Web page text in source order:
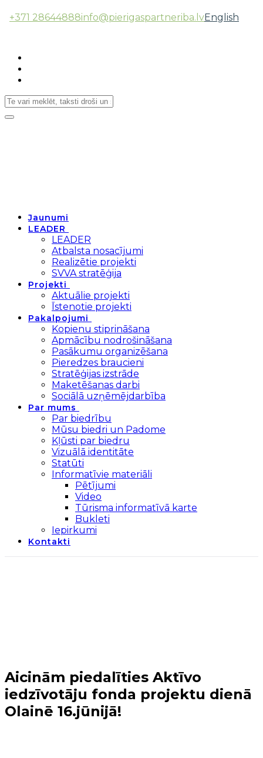
+371 28644888info@pierigaspartneriba.lvEnglish
Toggle
Jaunumi
LEADER
LEADER
Atbalsta nosacījumi
Realizētie projekti
SVVA stratēģija
Projekti
Aktuālie projekti
Īstenotie projekti
Pakalpojumi
Kopienu stiprināšana
Apmācību nodrošināšana
Pasākumu organizēšana
Pieredzes braucieni
Stratēģijas izstrāde
Maketēšanas darbi
Sociālā uzņēmējdarbība
Par mums
Par biedrību
Mūsu biedri un Padome
Kļūsti par biedru
Vizuālā identitāte
Statūti
Informatīvie materiāli
Pētījumi
Video
Tūrisma informatīvā karte
Bukleti
Iepirkumi
Kontakti
Aicinām piedalīties Aktīvo
iedzīvotāju fonda projektu dienā
Olainē 16.jūnijā!